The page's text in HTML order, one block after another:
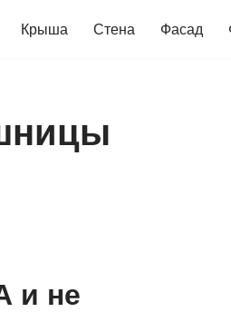
Крыша Стена Фасад
и не